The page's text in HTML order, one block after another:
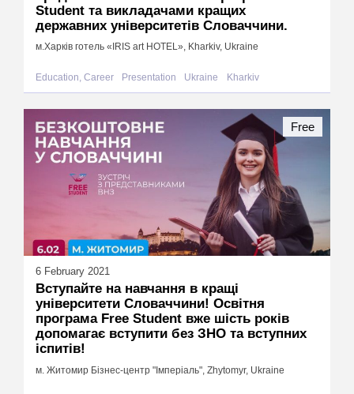
Student та викладачами кращих
державних університетів Словаччини.
м.Харків готель «IRIS art HOTEL», Kharkiv, Ukraine
Education, Career Presentation Ukraine Kharkiv
6 February 2021
Вступайте на навчання в кращі
університети Словаччини! Освітня
програма Free Student вже шість років
допомагає вступити без ЗНО та вступних
іспитів!
м. Житомир Бізнес-центр "Імперіаль", Zhytomyr, Ukraine
Free